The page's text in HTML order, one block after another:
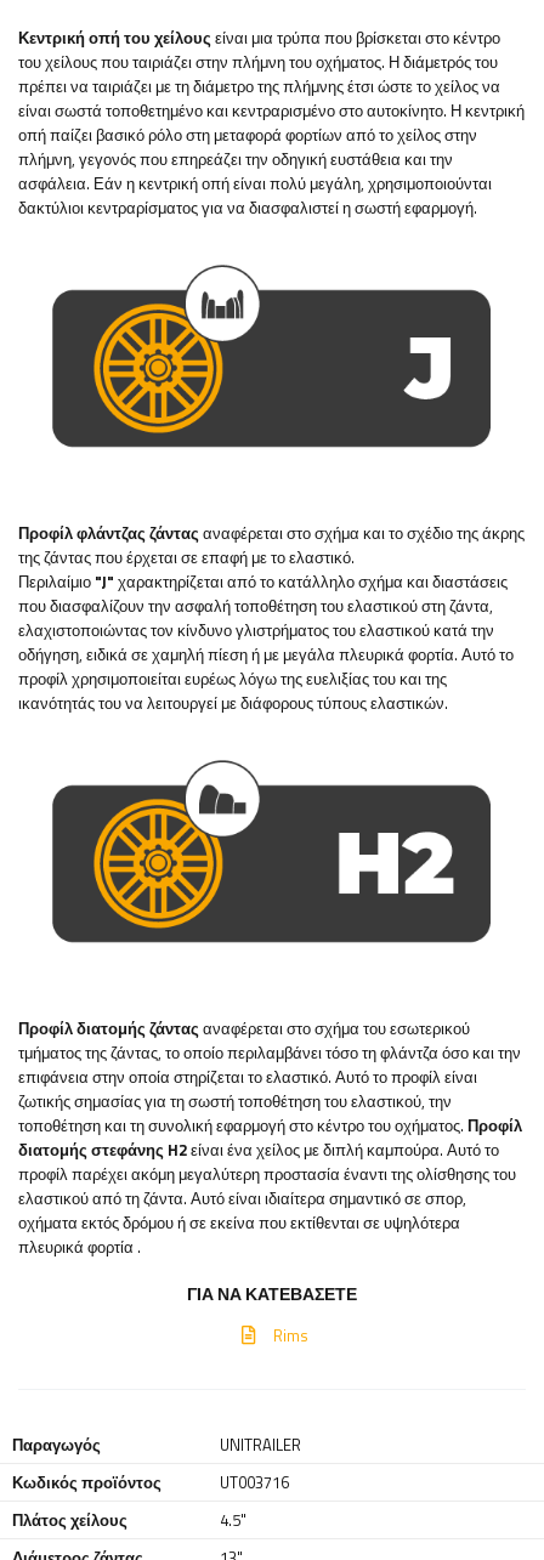
Κεντρική οπή του χείλουςείναι μια τρύπα που βρίσκεται στο κέντρο
του χείλους που ταιριάζει στην πλήμνη του οχήματος. Η διάμετρός του
πρέπει να ταιριάζει με τη διάμετρο της πλήμνης έτσι ώστε το χείλος να
είναι σωστά τοποθετημένο και κεντραρισμένο στο αυτοκίνητο. Η κεντρική
οπή παίζει βασικό ρόλο στη μεταφορά φορτίων από το χείλος στην
πλήμνη, γεγονός που επηρεάζει την οδηγική ευστάθεια και την
ασφάλεια. Εάν η κεντρική οπή είναι πολύ μεγάλη, χρησιμοποιούνται
δακτύλιοι κεντραρίσματος για να διασφαλιστεί η σωστή εφαρμογή.
Προφίλ φλάντζας ζάνταςαναφέρεται στο σχήμα και το σχέδιο της άκρης
της ζάντας που έρχεται σε επαφή με το ελαστικό.
Περιλαίμιο "J" χαρακτηρίζεται από το κατάλληλο σχήμα και διαστάσεις
που διασφαλίζουν την ασφαλή τοποθέτηση του ελαστικού στη ζάντα,
ελαχιστοποιώντας τον κίνδυνο γλιστρήματος του ελαστικού κατά την
οδήγηση, ειδικά σε χαμηλή πίεση ή με μεγάλα πλευρικά φορτία. Αυτό το
προφίλ χρησιμοποιείται ευρέως λόγω της ευελιξίας του και της
ικανότητάς του να λειτουργεί με διάφορους τύπους ελαστικών.
Προφίλ διατομής ζάντας αναφέρεται στο σχήμα του εσωτερικού
τμήματος της ζάντας, το οποίο περιλαμβάνει τόσο τη φλάντζα όσο και την
επιφάνεια στην οποία στηρίζεται το ελαστικό. Αυτό το προφίλ είναι
ζωτικής σημασίας για τη σωστή τοποθέτηση του ελαστικού, την
τοποθέτηση και τη συνολική εφαρμογή στο κέντρο του οχήματος. Προφίλ
διατομής στεφάνης H2είναι ένα χείλος με διπλή καμπούρα. Αυτό το
προφίλ παρέχει ακόμη μεγαλύτερη προστασία έναντι της ολίσθησης του
ελαστικού από τη ζάντα. Αυτό είναι ιδιαίτερα σημαντικό σε σπορ,
οχήματα εκτός δρόμου ή σε εκείνα που εκτίθενται σε υψηλότερα
πλευρικά φορτία .
ΓΙΑ ΝΑ ΚΑΤΕΒΆΣΕΤΕ
Rims
Παραγωγός
UNITRAILER
Κωδικός προϊόντος
UT003716
Πλάτος χείλους
4.5"